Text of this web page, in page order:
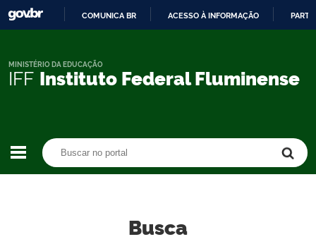
CONTEÚDO
COMUNICA BR ACESSO À INFORMAÇÃO
IFF Instituto Federal Fluminense
MINISTÉRIO DA EDUCAÇÃO
Busca